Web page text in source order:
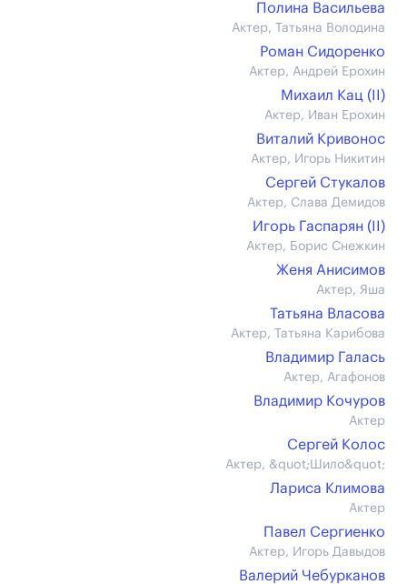
Полина Васильева
Актер, Татьяна Володина
Роман Сидоренко
Актер, Андрей Ерохин
Михаил Кац (II)
Актер, Иван Ерохин
Виталий Кривонос
Актер, Игорь Никитин
Сергей Стукалов
Актер, Слава Демидов
Игорь Гаспарян (II)
Актер, Борис Снежкин
Женя Анисимов
Актер, Яша
Татьяна Власова
Актер, Татьяна Карибова
Владимир Галась
Актер, Агафонов
Владимир Кочуров
Актер
Сергей Колос
Актер, &quot;Шило&quot;
Лариса Климова
Актер
Павел Сергиенко
Актер, Игорь Давыдов
Валерий Чебурканов